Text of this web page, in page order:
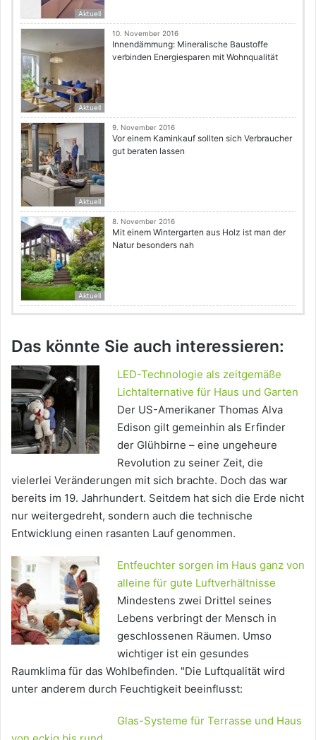
Aktuell
Aktuell
10. November 2016
Innendämmung: Mineralische Baustoffe
verbinden Energiesparen mit Wohnqualität
Aktuell
9. November 2016
Vor einem Kaminkauf sollten sich Verbraucher
gut beraten lassen
Aktuell
8. November 2016
Mit einem Wintergarten aus Holz ist man der
Natur besonders nah
Das könnte Sie auch interessieren:
LED-Technologie als zeitgemäße
Lichtalternative für Haus und Garten
Der US-Amerikaner Thomas Alva
Edison gilt gemeinhin als Erfinder
der Glühbirne – eine ungeheure
Revolution zu seiner Zeit, die
vielerlei Veränderungen mit sich brachte. Doch das war
bereits im 19. Jahrhundert. Seitdem hat sich die Erde nicht
nur weitergedreht, sondern auch die technische
Entwicklung einen rasanten Lauf genommen.
Entfeuchter sorgen im Haus ganz von
alleine für gute Luftverhältnisse
Mindestens zwei Drittel seines
Lebens verbringt der Mensch in
geschlossenen Räumen. Umso
wichtiger ist ein gesundes
Raumklima für das Wohlbefinden. "Die Luftqualität wird
unter anderem durch Feuchtigkeit beeinflusst:
Glas-Systeme für Terrasse und Haus